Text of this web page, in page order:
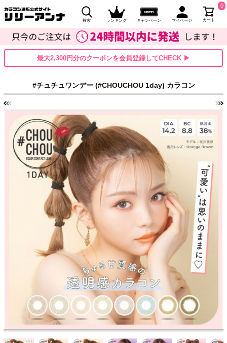
検索 ランキング キャンペーン マイページ カート
0
最大2,300円分のクーポンを会員登録してCHECK ▶
#チュチュワンデー (#CHOUCHOU 1day) カラコン